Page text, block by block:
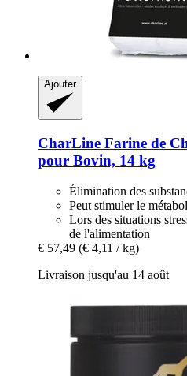
Ajouter
CharLine Farine de
pour Bovin, 14 kg
Élimination des
Peut stimuler le
Lors des situations
de l'alimentation
€ 57,49 (€ 4,11 / kg)
Livraison jusqu'au 14 août